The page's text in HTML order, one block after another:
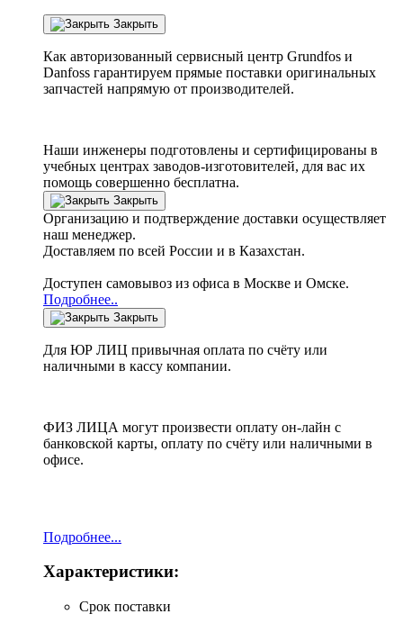
Закрыть
Как авторизованный сервисный центр Grundfos и
Danfoss гарантируем прямые поставки оригинальных
запчастей напрямую от производителей.
Наши инженеры подготовлены и сертифицированы в
учебных центрах заводов-изготовителей, для вас их
помощь совершенно бесплатна.
Закрыть
Организацию и подтверждение доставки осуществляет
наш менеджер.
Доставляем по всей России и в Казахстан.
Доступен самовывоз из офиса в Москве и Омске.
Подробнее..
Закрыть
Для ЮР ЛИЦ привычная оплата по счёту или
наличными в кассу компании.
ФИЗ ЛИЦА могут произвести оплату он-лайн с
банковской карты, оплату по счёту или наличными в
офисе.
Подробнее...
Характеристики:
Срок поставки